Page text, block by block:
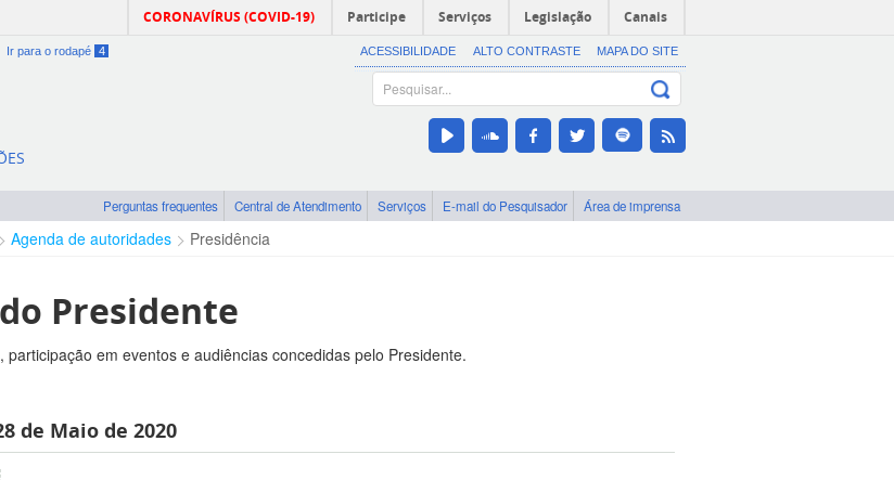
CORONAVÍRUS (COVID-19) Participe Serviços Legislação Canais
Ir para o rodapé 4 ACESSIBILIDADE ALTO CONTRASTE MAPA DO SITE
Perguntas frequentes Central de Atendimento Serviços E-mail do Pesquisador Área de imprensa
Agenda de autoridades Presidência
Presidente
participação em eventos e audiências concedidas pelo Presidente.
de Maio de 2020